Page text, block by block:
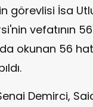
görevlisi İsa
vefatının
okunan 56
Demirci,